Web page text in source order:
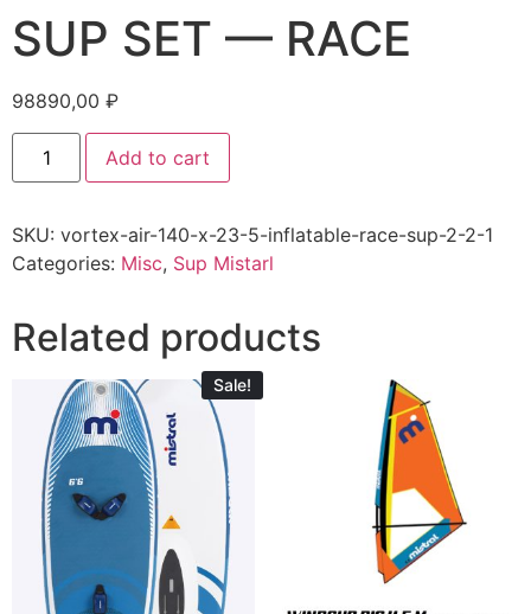
SUP SET — RACE
98890,00 ₽
Add to cart
SKU: vortex-air-140-x-23-5-inflatable-race-sup-2-2-1
Categories: Misc, Sup Mistarl
Related products
Sale!